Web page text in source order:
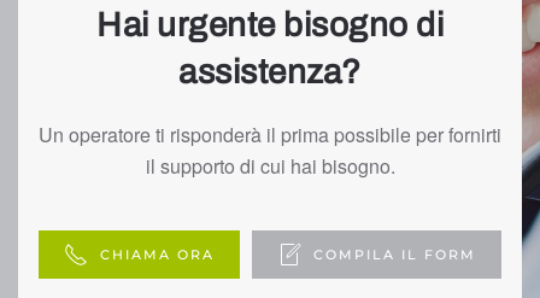
Hai urgente bisogno di
assistenza?
Un operatore ti risponderà il prima possibile per fornirti
il supporto di cui hai bisogno.
CHIAMA ORA COMPILA IL FORM